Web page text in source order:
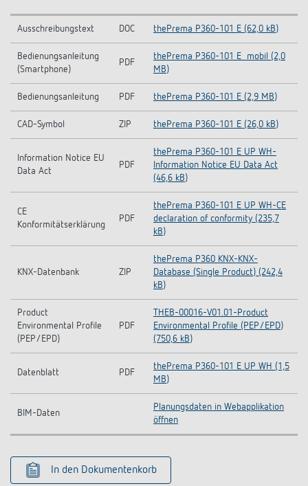
Ausschreibungstext DOC thePrema P360-101 E (62,0 kB)
Bedienungsanleitung
(Smartphone)
PDF
thePrema P360-101 E_mobil (2,0
MB)
Bedienungsanleitung PDF thePrema P360-101 E (2,9 MB)
CAD-Symbol ZIP thePrema P360-101 E (26,0 kB)
Information Notice EU
Data Act
PDF
thePrema P360-101 E UP WH-
Information Notice EU Data Act
(46,6 kB)
CE
Konformitätserklärung
PDF
thePrema P360-101 E UP WH-CE
declaration of conformity (235,7
kB)
KNX-Datenbank ZIP
thePrema P360 KNX-KNX-
Database (Single Product) (242,4
kB)
Product
Environmental Profile
(PEP/EPD)
PDF
THEB-00016-V01.01-Product
Environmental Profile (PEP/EPD)
(750,6 kB)
Datenblatt PDF
thePrema P360-101 E UP WH (1,5
MB)
BIM-Daten
Planungsdaten in Webapplikation
öffnen
In den Dokumentenkorb